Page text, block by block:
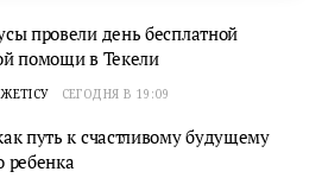
провели день бесплатной
помощи в Текели
СЕГОДНЯ В 19:09
путь к счастливому будущему
ребенка